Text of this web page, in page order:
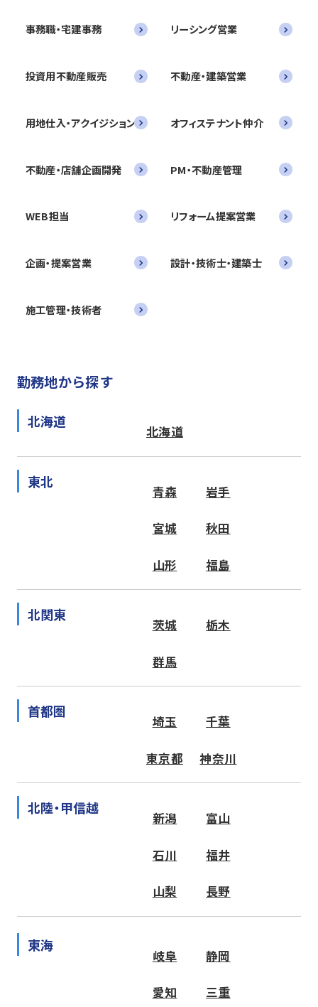
事務職・宅建事務 リーシング営業
投資用不動産販売 不動産・建築営業
用地仕入・アクイジション オフィステナント仲介
不動産・店舗企画開発 PM・不動産管理
WEB担当 リフォーム提案営業
企画・提案営業 設計・技術士・建築士
施工管理・技術者
勤務地から探す
北海道
北海道
東北
青森 岩手
宮城 秋田
山形 福島
北関東
茨城 栃木
群馬
首都圏
埼玉 千葉
東京都 神奈川
北陸・甲信越
新潟 富山
石川 福井
山梨 長野
東海
岐阜 静岡
愛知 三重